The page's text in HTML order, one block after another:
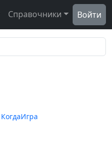
Справочники Войти
КогдаИгра